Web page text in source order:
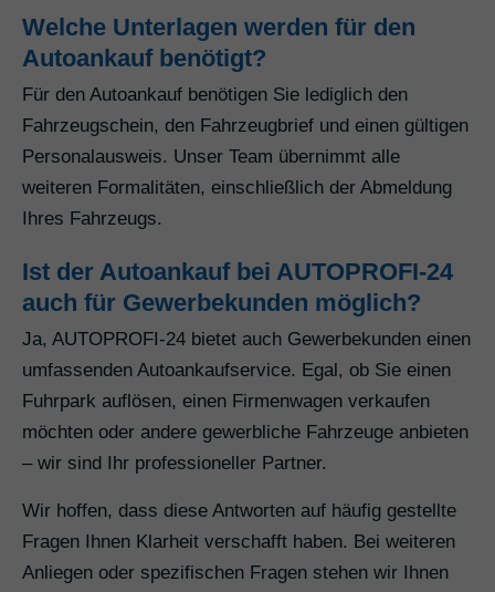
Welche Unterlagen werden für den
Autoankauf benötigt?
Für den Autoankauf benötigen Sie lediglich den
Fahrzeugschein, den Fahrzeugbrief und einen gültigen
Personalausweis. Unser Team übernimmt alle
weiteren Formalitäten, einschließlich der Abmeldung
Ihres Fahrzeugs.
Ist der Autoankauf bei AUTOPROFI-24
auch für Gewerbekunden möglich?
Ja, AUTOPROFI-24 bietet auch Gewerbekunden einen
umfassenden Autoankaufservice. Egal, ob Sie einen
Fuhrpark auflösen, einen Firmenwagen verkaufen
möchten oder andere gewerbliche Fahrzeuge anbieten
– wir sind Ihr professioneller Partner.
Wir hoffen, dass diese Antworten auf häufig gestellte
Fragen Ihnen Klarheit verschafft haben. Bei weiteren
Anliegen oder spezifischen Fragen stehen wir Ihnen